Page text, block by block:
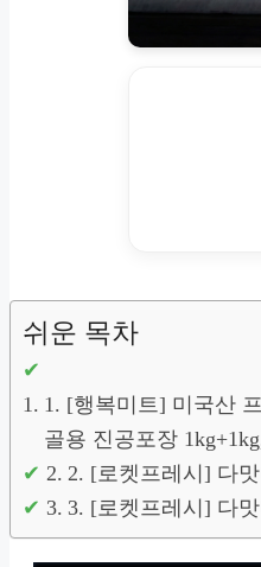
쉬운 목차
1. [행복미트] 미국산
골용 진공포장
2. [로켓프레시] 다
3. [로켓프레시] 다